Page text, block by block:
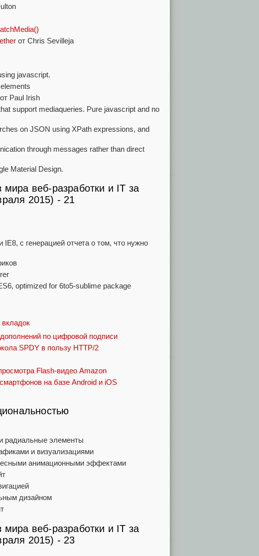
от Chris Sevilleja
javascript.
Paul Irish
support mediaqueries. Pure javascript and no
on JSON using XPath expressions, and
through messages rather than direct
Material Design.
с генерацией отчета о том, что нужно
optimized for 6to5-sublime package
по цифровой подписи
SPDY в пользу HTTP/2
Flash-видео Amazon
на базе Android и iOS
радиальные элементы
и визуализациями
анимационными эффектами
дизайном